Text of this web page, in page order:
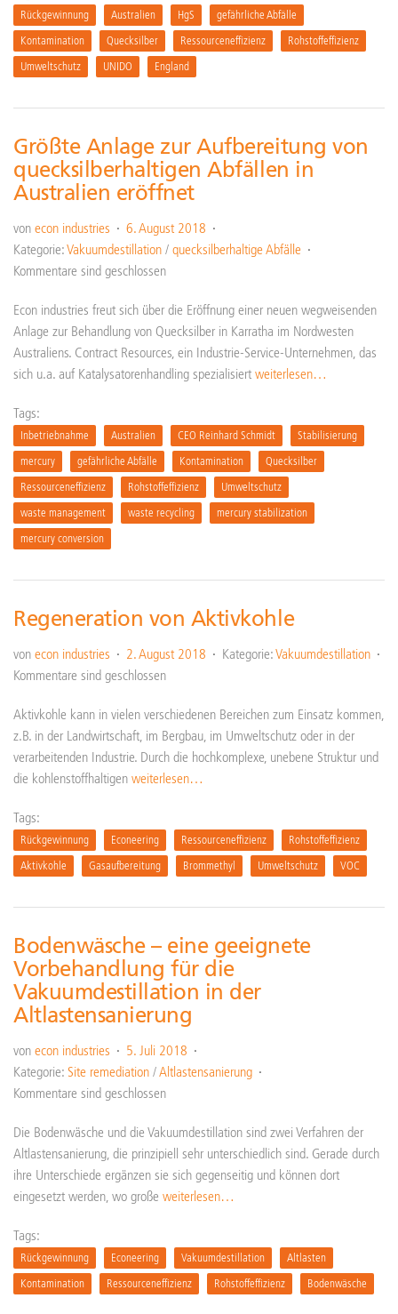
Rückgewinnung Australien HgS
gefährliche Abfälle
Kontamination
Quecksilber Ressourceneffizienz
Rohstoffeffizienz
Umweltschutz
UNIDO England
Größte Anlage zur Aufbereitung von
quecksilberhaltigen Abfällen in
Australien eröffnet
von econ industries
6. August 2018
Kategorie:Vakuumdestillation / quecksilberhaltige Abfälle
Kommentare sind geschlossen
Econ industries freut sich über die Eröffnung einer neuen wegweisenden
Anlage zur Behandlung von Quecksilber in Karratha im Nordwesten
Australiens. Contract Resources, ein Industrie-Service-Unternehmen, das
sich u.a. auf Katalysatorenhandling spezialisiert weiterlesen…
Tags:
Inbetriebnahme Australien CEO Reinhard Schmidt
Stabilisierung
mercury
gefährliche Abfälle Kontamination
Quecksilber
Ressourceneffizienz
Rohstoffeffizienz
Umweltschutz
waste management
waste recycling
mercury stabilization
mercury conversion
Regeneration von Aktivkohle
von econ industries 2. August 2018 Kategorie:Vakuumdestillation
Kommentare sind geschlossen
Aktivkohle kann in vielen verschiedenen Bereichen zum Einsatz kommen,
z.B. in der Landwirtschaft, im Bergbau, im Umweltschutz oder in der
verarbeitenden Industrie. Durch die hochkomplexe, unebene Struktur und
die kohlenstoffhaltigen weiterlesen…
Tags:
Rückgewinnung Econeering Ressourceneffizienz
Rohstoffeffizienz
Aktivkohle
Gasaufbereitung Brommethyl Umweltschutz VOC
Bodenwäsche – eine geeignete
Vorbehandlung für die
Vakuumdestillation in der
Altlastensanierung
von econ industries
5. Juli 2018
Kategorie: Site remediation /Altlastensanierung
Kommentare sind geschlossen
Die Bodenwäsche und die Vakuumdestillation sind zwei Verfahren der
Altlastensanierung, die prinzipiell sehr unterschiedlich sind. Gerade durch
ihre Unterschiede ergänzen sie sich gegenseitig und können dort
eingesetzt werden, wo große weiterlesen…
Tags:
Rückgewinnung Econeering Vakuumdestillation
Altlasten
Kontamination
Ressourceneffizienz Rohstoffeffizienz Bodenwäsche